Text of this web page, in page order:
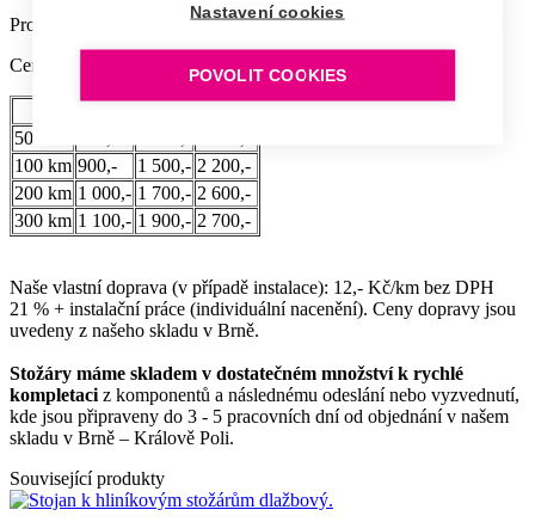
Pro orientaci uvádíme obvyklou cenu dopravy stožárů (Toptrans):
Ceny jsou uvedené bez DPH.
50 km
100 km 900,- 1 500,- 2 200,-
200 km 1 000,- 1 700,- 2 600,-
300 km 1 100,- 1 900,- 2 700,-
Naše vlastní doprava (v případě instalace): 12,- Kč/km bez DPH
21 % + instalační práce (individuální nacenění). Ceny dopravy jsou
uvedeny z našeho skladu v Brně.
Stožáry máme skladem v dostatečném množství k rychlé
kompletaci z komponentů a následnému odeslání nebo vyzvednutí,
kde jsou připraveny do 3 - 5 pracovních dní od objednání v našem
skladu v Brně – Králově Poli.
Související produkty
Nastavení cookies
POVOLIT COOKIES